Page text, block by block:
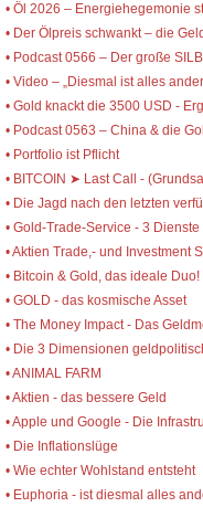
• Öl 2026 – Energiehegemonie
• Der Ölpreis schwankt – die
• Podcast 0566 – Der große
• Video – „Diesmal ist alles
• Gold knackt die 3500 USD -
• Podcast 0563 – China & die
• Portfolio ist Pflicht
• BITCOIN ➤ Last Call -
• Die Jagd nach den letzten
• Gold-Trade-Service - 3
• Aktien Trade,- und Investment
• Bitcoin & Gold, das ideale Duo!
• GOLD - das kosmische Asset
• The Money Impact - Das
• Die 3 Dimensionen
• ANIMAL FARM
• Aktien - das bessere Geld
• Apple und Google - Die
• Die Inflationslüge
• Wie echter Wohlstand entsteht
• Euphoria - ist diesmal alles